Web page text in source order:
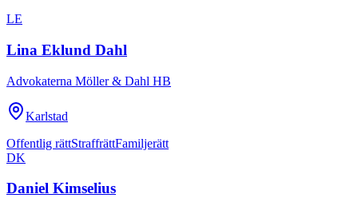
LE
Lina Eklund Dahl
Advokaterna Möller & Dahl HB
Karlstad
Offentlig rättStraffrättFamiljerätt
DK
Daniel Kimselius